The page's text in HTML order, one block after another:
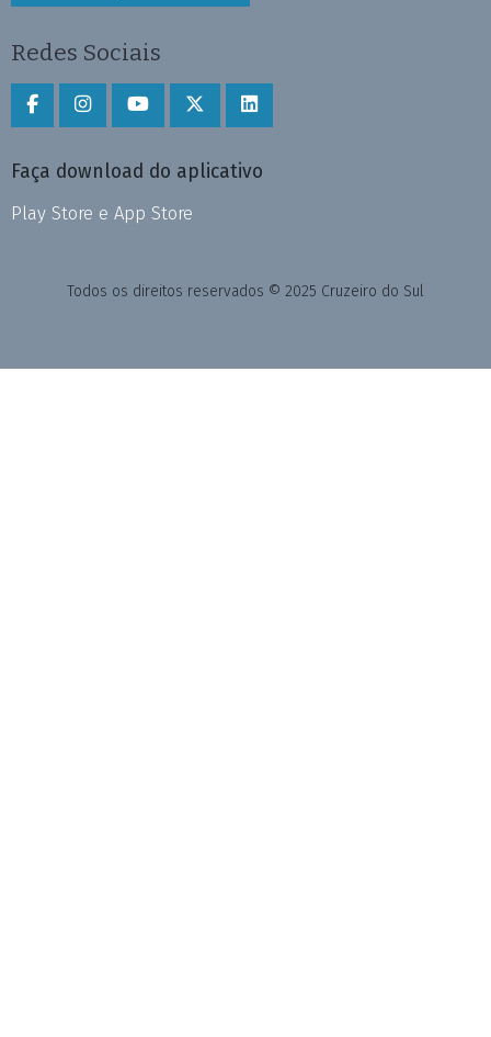
Redes Sociais
Faça download do aplicativo
Play Store e App Store
Todos os direitos reservados © 2025 Cruzeiro do Sul